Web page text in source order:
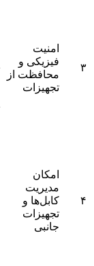
۳
امنیت
فیزیکی و
محافظت از
تجهیزات
۴
امکان
مدیریت
کابل‌ها و
تجهیزات
جانبی